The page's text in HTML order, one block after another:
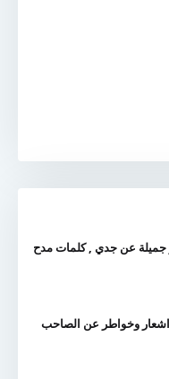
جميلة عن جدي , كلمات مدح
وخواطر عن الصاحب